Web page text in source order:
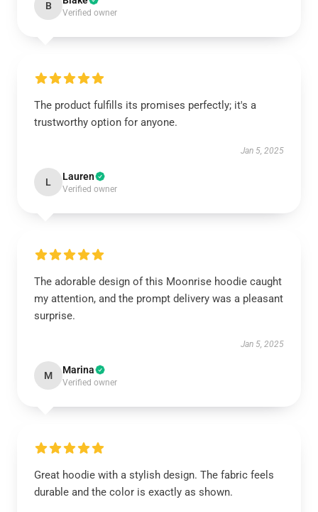
B
Verified owner
The product fulfills its promises perfectly; it's a
trustworthy option for anyone.
Jan 5, 2025
L Lauren
Verified owner
The adorable design of this Moonrise hoodie caught
my attention, and the prompt delivery was a pleasant
surprise.
Jan 5, 2025
M Marina
Verified owner
Great hoodie with a stylish design. The fabric feels
durable and the color is exactly as shown.